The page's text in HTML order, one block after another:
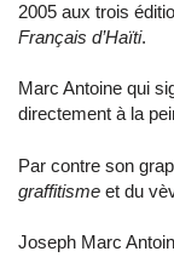
2005 aux trois
Français d’Haïti.
Marc Antoine qui
directement à la
Par contre son
graffitisme et du
Joseph Marc